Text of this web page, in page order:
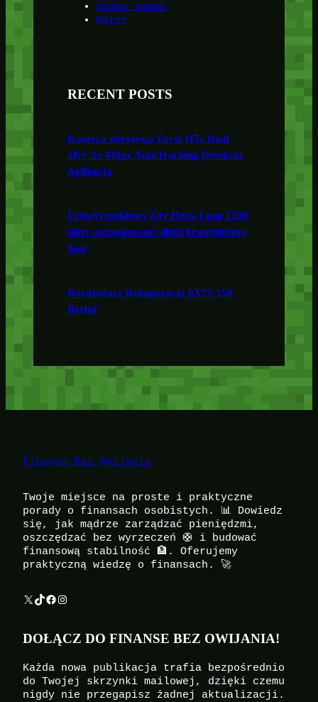
Video games
Water
RECENT POSTS
Kamera obrotowa Ezviz H7c Dual
2K+ 2x 4Mpx AutoTracking Detekcja
Aplikacja
Uchwyt meblowy Gtv Hexa Long 1200
złoty szczotkowany długi krawędziowy
3szt
Rozdzielacz Rekuperacja 8X75 150
Berluf
Finanse Bez Owijania
Twoje miejsce na proste i praktyczne
porady o finansach osobistych. 📊 Dowiedz
się, jak mądrze zarządzać pieniędzmi,
oszczędzać bez wyrzeczeń 🛟 i budować
finansową stabilność 🏦. Oferujemy
praktyczną wiedzę o finansach. 🚀
X TikTok Facebook Instagram
DOŁĄCZ DO FINANSE BEZ OWIJANIA!
Każda nowa publikacja trafia bezpośrednio
do Twojej skrzynki mailowej, dzięki czemu
nigdy nie przegapisz żadnej aktualizacji.